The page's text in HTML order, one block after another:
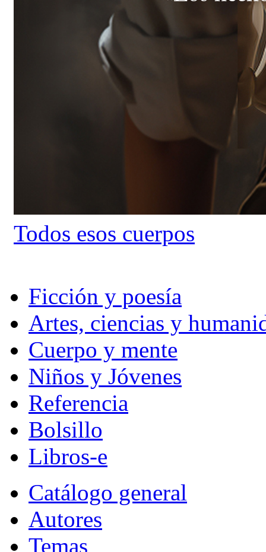
Todos esos cuerpos
Ficción y poesía
Artes, ciencias y
Cuerpo y mente
Niños y Jóvenes
Referencia
Bolsillo
Libros-e
Catálogo general
Autores
Temas